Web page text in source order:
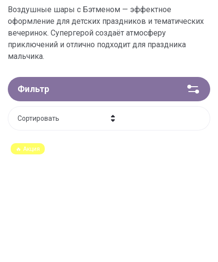
Воздушные шары с Бэтменом — эффектное
оформление для детских праздников и тематических
вечеринок. Супергерой создаёт атмосферу
приключений и отлично подходит для праздника
мальчика.
Фильтр
Сортировать
Цена - возрастание
🔥 Акция